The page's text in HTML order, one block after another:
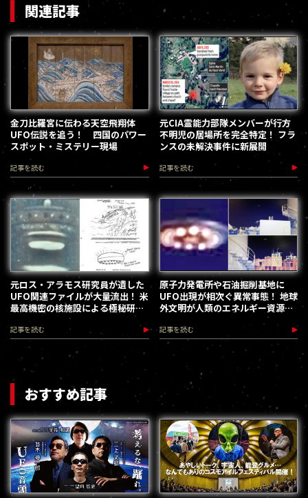
関連記事
金刀比羅宮に伝わる天空飛翔体
UFO伝説を追う！ 四国のパワー
スポット・ミステリー現場
記事を読む
元CIA霊能力部隊メンバーが行方
不明児の居場所を完全特定！ フラ
ンスの未解決事件に新展開
記事を読む
元ロス・アラモス研究員が遺した
UFO関連ファイルが大量流出！ 米
最高機密の核施設による極秘研究
の実態とは？
記事を読む
原子力発電所や石油掘削基地に
UFO出現が相次ぐ異常事態！ 地球
外文明が人類のエネルギー資源を
記事を読む
おすすめ記事